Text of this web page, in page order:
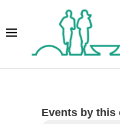
Events by this